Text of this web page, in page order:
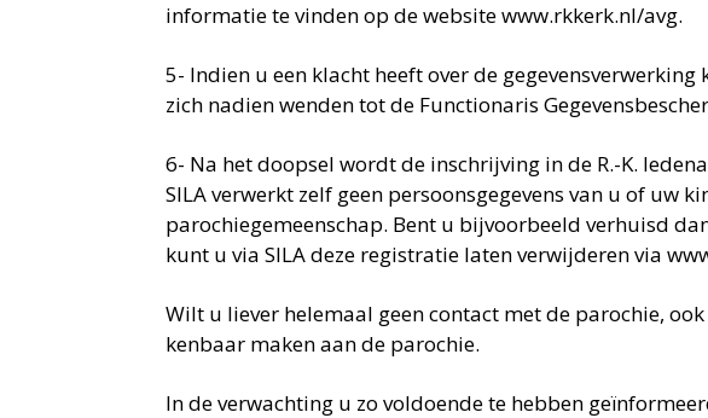
informatie te vinden op de website www.rkkerk.nl/avg.
5- Indien u een klacht heeft over de
zich nadien wenden tot de Functionaris
6- Na het doopsel wordt de inschrijving in de R.-K.
SILA verwerkt zelf geen persoonsgegevens van u of
parochiegemeenschap. Bent u bijvoorbeeld verhuisd
kunt u via SILA deze registratie laten verwijderen via
Wilt u liever helemaal geen contact met de parochie,
kenbaar maken aan de parochie.
In de verwachting u zo voldoende te hebben